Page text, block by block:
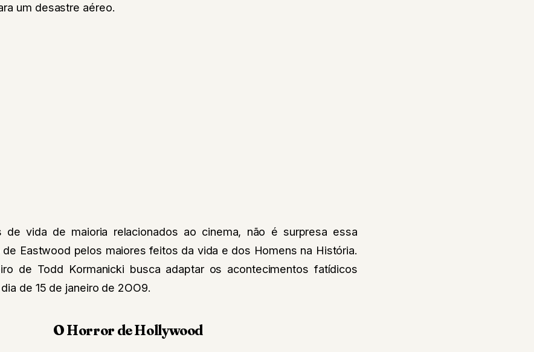
um desastre aéreo.
de vida de maioria relacionados ao cinema, não é surpresa essa
de Eastwood pelos maiores feitos da vida e dos Homens na História.
de Todd Kormanicki busca adaptar os acontecimentos fatídicos
de 15 de janeiro de 2OO9.
O Horror de Hollywood